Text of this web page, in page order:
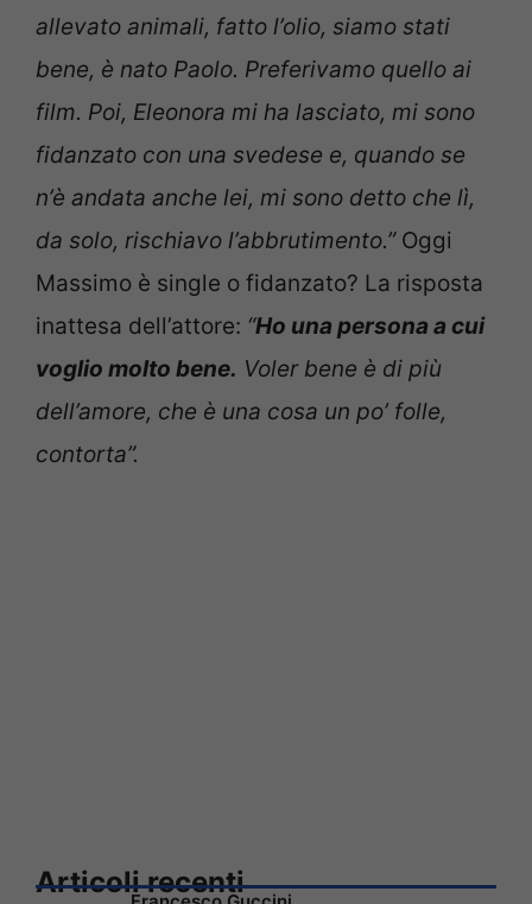
allevato animali, fatto l’olio, siamo stati
bene, è nato Paolo. Preferivamo quello ai
film. Poi, Eleonora mi ha lasciato, mi sono
fidanzato con una svedese e, quando se
n’è andata anche lei, mi sono detto che lì,
da solo, rischiavo l’abbrutimento.” Oggi
Massimo è single o fidanzato? La risposta
inattesa dell’attore: “Ho una persona a cui
voglio molto bene. Voler bene è di più
dell’amore, che è una cosa un po’ folle,
contorta”.
Articoli recenti